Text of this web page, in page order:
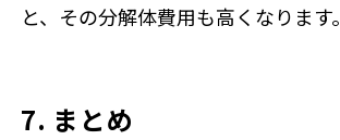
と、その分解体費用も高くなります。
7. まとめ